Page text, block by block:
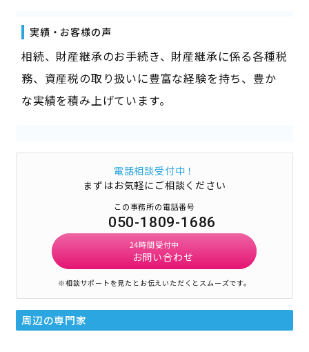
実績・お客様の声
相続、財産継承のお手続き、財産継承に係る各種税
務、資産税の取り扱いに豊富な経験を持ち、豊か
な実績を積み上げています。
電話相談受付中！
まずはお気軽にご相談ください
この事務所の電話番号
050-1809-1686
24時間受付中
お問い合わせ
※相談サポートを見たとお伝えいただくとスムーズです。
周辺の専門家